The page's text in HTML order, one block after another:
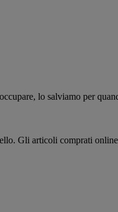
lo salviamo per
Gli articoli comprati online